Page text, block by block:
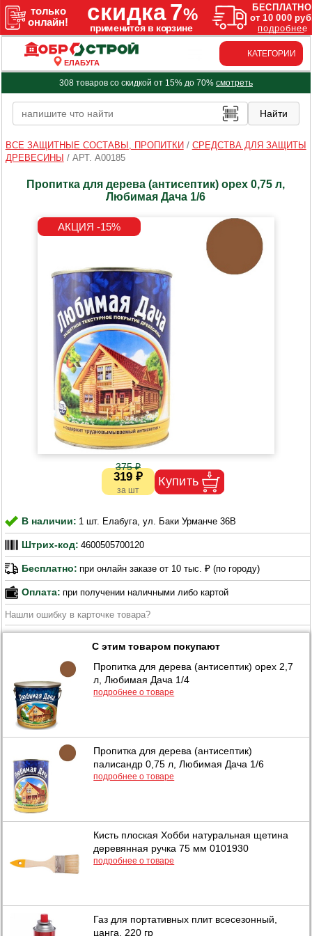
ЕЛАБУГА
КАТЕГОРИИ
308 товаров со скидкой от 15% до 70% смотреть
ВСЕ ЗАЩИТНЫЕ СОСТАВЫ, ПРОПИТКИ / СРЕДСТВА ДЛЯ ЗАЩИТЫ
ДРЕВЕСИНЫ / АРТ. A00185
Пропитка для дерева (антисептик) орех 0,75 л,
Любимая Дача 1/6
319 ₽
375 ₽
В наличии: 1 шт. Елабуга, ул. Баки Урманче 36В
Штрих-код: 4600505700120
Бесплатно: при онлайн заказе от 10 тыс. ₽ (по городу)
Оплата: при получении наличными либо картой
Нашли ошибку в карточке товара?
С этим товаром покупают
Пропитка для дерева (антисептик) орех 2,7
л, Любимая Дача 1/4
подробнее о товаре
Пропитка для дерева (антисептик)
палисандр 0,75 л, Любимая Дача 1/6
подробнее о товаре
Кисть плоская Хобби натуральная щетина
деревянная ручка 75 мм 0101930
подробнее о товаре
Газ для портативных плит всесезонный,
цанга, 220 гр